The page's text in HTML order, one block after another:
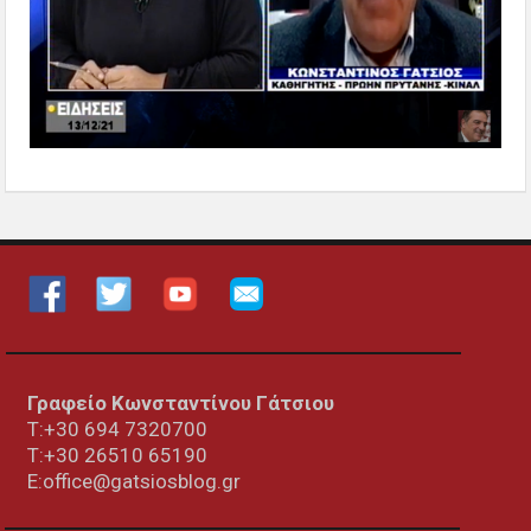
Γραφείο Κωνσταντίνου Γάτσιου
Τ:+30 694 7320700
T:+30 26510 65190
E:office@gatsiosblog.gr